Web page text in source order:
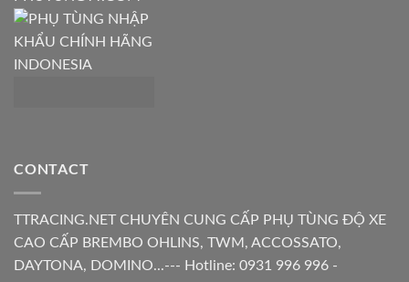
CONTACT
TTRACING.NET CHUYÊN CUNG CẤP PHỤ TÙNG ĐỘ XE
CAO CẤP BREMBO OHLINS, TWM, ACCOSSATO,
DAYTONA, DOMINO...--- Hotline: 0931 996 996 -